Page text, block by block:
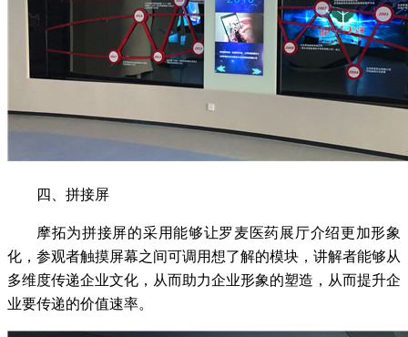
四、拼接屏
摩拓为拼接屏的采用能够让罗麦医药展厅介绍更加形象
化，参观者触摸屏幕之间可调用想了解的模块，讲解者能够从
多维度传递企业文化，从而助力企业形象的塑造，从而提升企
业要传递的价值速率。